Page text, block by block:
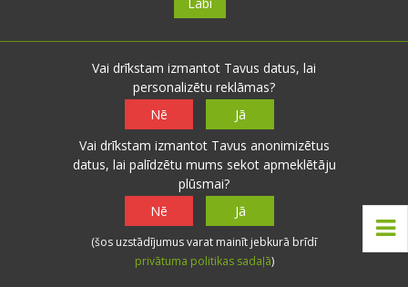
laika apstākļus Latvijā.
Piedāvājam nokrišņu radaru, faktisko laika
apstākļu karti, datu arhīvu un lietotāju
novērojumus. Projekts izstrādāts, balstoties
uz lietotāju ieteikumiem.
Jaunākās aktivitātes
Vai drīkstam izmantot Tavus datus, lai
personalizētu reklāmas?
Nē
Jā
Vai drīkstam izmantot Tavus anonimizētus
datus, lai palīdzētu mums sekot apmeklētāju
plūsmai?
Nē
Jā
(šos uzstādījumus varat mainīt jebkurā brīdī
privātuma politikas sadaļā)